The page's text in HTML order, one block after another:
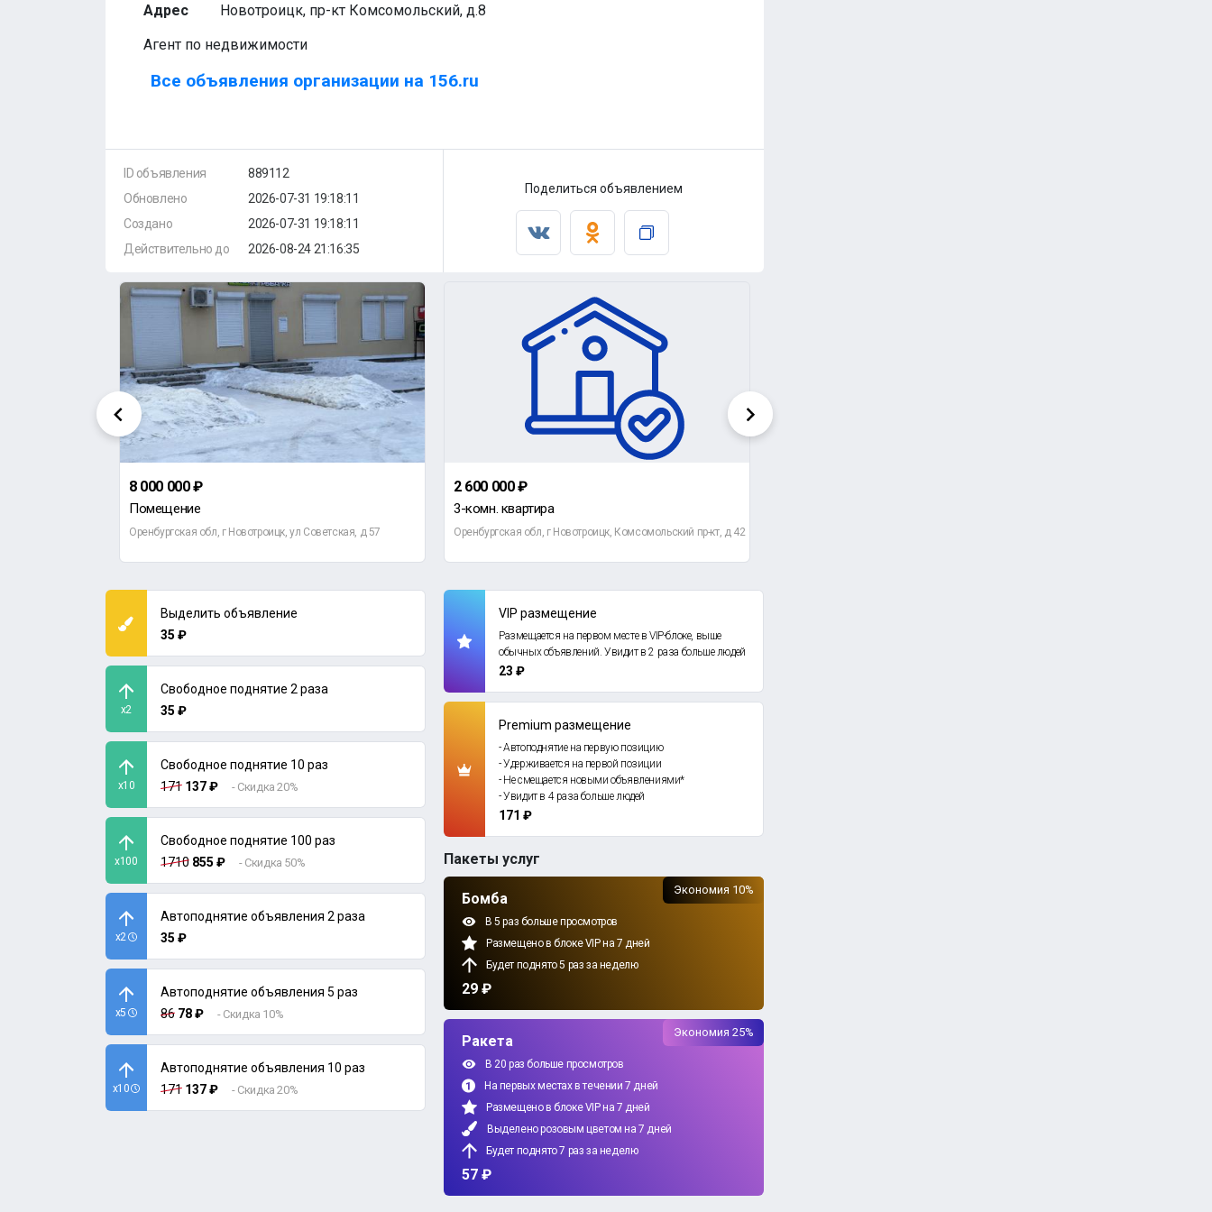
Адрес
Новотроицк, пр-кт Комсомольский, д.8
Агент по недвижимости
Все объявления организации на 156.ru
ID объявления
Обновлено
Создано
Действительно до
889112
2026-07-31 19:18:11
2026-07-31 19:18:11
2026-08-24 21:16:35
Поделиться объявлением
8 000 000 ₽
Помещение
Оренбургская обл, г Новотроицк, ул Советская, д 57
2 600 000 ₽
3-комн. квартира
Оренбургская обл, г Новотроицк, Комсомольский пр-кт, д 42
Выделить объявление
35 ₽
x2
Свободное поднятие 2 раза
35 ₽
x10
Свободное поднятие 10 раз
171 137 ₽ - Скидка 20%
x100
Свободное поднятие 100 раз
1710 855 ₽ - Скидка 50%
x2
Автоподнятие объявления 2 раза
35 ₽
x5
Автоподнятие объявления 5 раз
86 78 ₽ - Скидка 10%
x10
Автоподнятие объявления 10 раз
171 137 ₽ - Скидка 20%
VIP размещение
Размещается на первом месте в VIP-блоке, выше
обычных объявлений. Увидит в 2 раза больше людей
23 ₽
Premium размещение
- Автоподнятие на первую позицию
- Удерживается на первой позиции
- Не смещается новыми объявлениями*
- Увидит в 4 раза больше людей
171 ₽
Пакеты услуг
Бомба
В 5 раз больше просмотров
Размещено в блоке VIP на 7 дней
Будет поднято 5 раз за неделю
29 ₽
Экономия 10%
Ракета
В 20 раз больше просмотров
На первых местах в течении 7 дней
Размещено в блоке VIP на 7 дней
Выделено розовым цветом на 7 дней
Будет поднято 7 раз за неделю
57 ₽
Экономия 25%